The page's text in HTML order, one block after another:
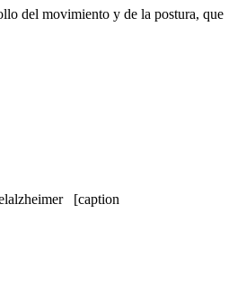
del movimiento y de la postura, que
[caption